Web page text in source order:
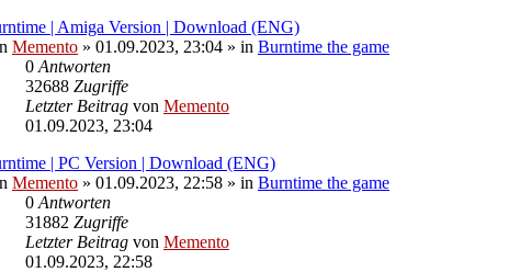
| Amiga Version | Download (ENG)
Memento » 01.09.2023, 23:04 » in Burntime the game
0 Antworten
32688 Zugriffe
Letzter Beitrag von Memento
01.09.2023, 23:04
| PC Version | Download (ENG)
Memento » 01.09.2023, 22:58 » in Burntime the game
0 Antworten
31882 Zugriffe
Letzter Beitrag von Memento
01.09.2023, 22:58